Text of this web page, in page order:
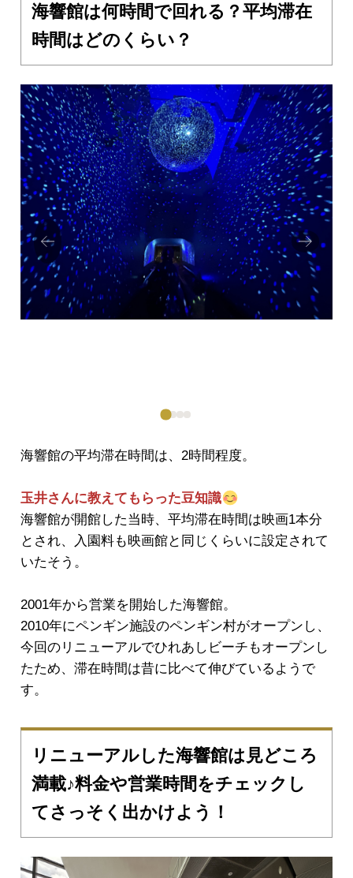
海響館は何時間で回れる？平均滞在
時間はどのくらい？
Prev
ious
Next
海響館の平均滞在時間は、2時間程度。
玉井さんに教えてもらった豆知識
海響館が開館した当時、平均滞在時間は映画1本分
とされ、入園料も映画館と同じくらいに設定されて
いたそう。
2001年から営業を開始した海響館。
2010年にペンギン施設のペンギン村がオープンし、
今回のリニューアルでひれあしビーチもオープンし
たため、滞在時間は昔に比べて伸びているようで
す。
リニューアルした海響館は見どころ
満載♪料金や営業時間をチェックし
てさっそく出かけよう！